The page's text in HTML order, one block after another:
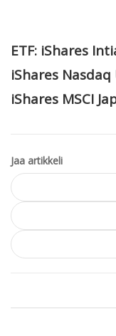
ETF: iShares
iShares Nasdaq
iShares MSCI
Jaa artikkeli